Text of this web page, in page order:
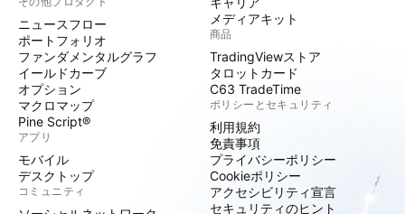
ニュースフロー
ポートフォリオ
ファンダメンタルグラフ
イールドカーブ
オプション
マクロマップ
Pine Script®
アプリ
モバイル
デスクトップ
コミュニティ
メディアキット
商品
TradingViewストア
タロットカード
C63 TradeTime
ポリシーとセキュリティ
利用規約
免責事項
プライバシーポリシー
Cookieポリシー
アクセシビリティ宣言
セキュリティのヒント